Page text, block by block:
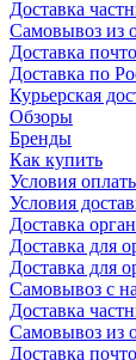
Доставка
Самовывоз из
Доставка
Доставка по
Курьерская
Обзоры
Бренды
Как купить
Условия
Условия
Доставка
Доставка для
Доставка для
Самовывоз с
Доставка
Самовывоз из
Доставка